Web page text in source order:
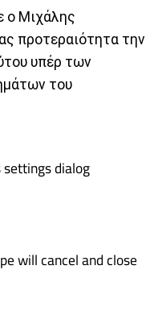
ο Μιχάλης
προτεραιότητα την
υπέρ των
του
dialog
will cancel and close